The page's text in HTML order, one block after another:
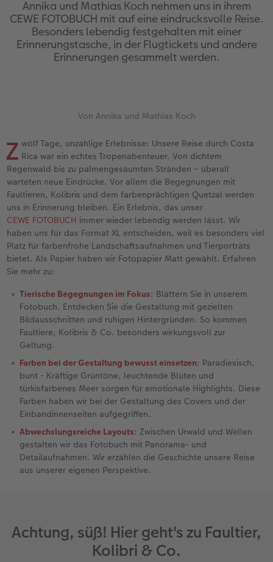
Erinnerungstasche
Personalisierter Schuber
Bestellwege
Jahrbuch
Reisefotobuch
Kundenbeispiele
Webinare & VHS
Erste Schritte
Neuheiten
hexxas
Acrylglas
Alu Dibond
Hartschaum
Foto auf Holz
Mehrteiler
Bestellwege
Ideen zur Wandgestaltung
Neuheiten
Fotosets
Fotosticker
Art Prints
Rahmen
Fotogrößen & Formate
Bestellwege
Last Minute Fotos
CEWE myPhotos
Fototassen
Emaille Becher
Trinkflasche
Schule & Büro
Textilien
Art Prints
Faber-Castell
Foto-Geschenkbox
CEWE myPhotos
Geburtskarten
Taufkarten
Postkarten Sets
Fotokarten
Digitale Grußkarte
Bestellwege
Papierqualitäten
Weitere Anlässe
Neuheiten
Silikonhüllen
Handykette
Kunststoffhüllen
Holzhüllen
Bio-based Case
Mit Design
Bestellwege
Inspiration
Neuheiten
Papierqualitäten
Bestellwege
Designvorlagen
Gestaltungsideen
CEWE myPhotos
Neuheiten
Danke sagen
für Männer
für Frauen
für Kinder
für Großeltern
für Tierfreunde
Einfach & schnell gestaltet
Besondere Geschenkideen
Neuheiten
Erste Schritte
Softwaretipps
Videotutorials
Annika und Mathias Koch nehmen uns in ihrem
CEWE FOTOBUCH mit auf eine eindrucksvolle Reise.
Besonders lebendig festgehalten mit einer
Erinnerungstasche, in der Flugtickets und andere
Erinnerungen gesammelt werden.
Von Annika und Mathias Koch
Z wölf Tage, unzählige Erlebnisse: Unsere Reise durch Costa
Rica war ein echtes Tropenabenteuer. Von dichtem
Regenwald bis zu palmengesäumten Stränden – überall
warteten neue Eindrücke. Vor allem die Begegnungen mit
Faultieren, Kolibris und dem farbenprächtigen Quetzal werden
uns in Erinnerung bleiben. Ein Erlebnis, das unser
CEWE FOTOBUCH immer wieder lebendig werden lässt. Wir
haben uns für das Format XL entscheiden, weil es besonders viel
Platz für farbenfrohe Landschaftsaufnahmen und Tierporträts
bietet. Als Papier haben wir Fotopapier Matt gewählt. Erfahren
Sie mehr zu:
Tierische Begegnungen im Fokus: Blättern Sie in unserem
Fotobuch. Entdecken Sie die Gestaltung mit gezielten
Bildausschnitten und ruhigen Hintergründen. So kommen
Faultiere, Kolibris & Co. besonders wirkungsvoll zur
Geltung.
Farben bei der Gestaltung bewusst einsetzen: Paradiesisch,
bunt - Kräftige Grüntöne, leuchtende Blüten und
türkisfarbenes Meer sorgen für emotionale Highlights. Diese
Farben haben wir bei der Gestaltung des Covers und der
Einbandinnenseiten aufgegriffen.
Abwechslungsreiche Layouts: Zwischen Urwald und Wellen
gestalten wir das Fotobuch mit Panorama- und
Detailaufnahmen. Wir erzählen die Geschichte unsere Reise
aus unserer eigenen Perspektive.
Achtung, süß! Hier geht's zu Faultier,
Kolibri & Co.